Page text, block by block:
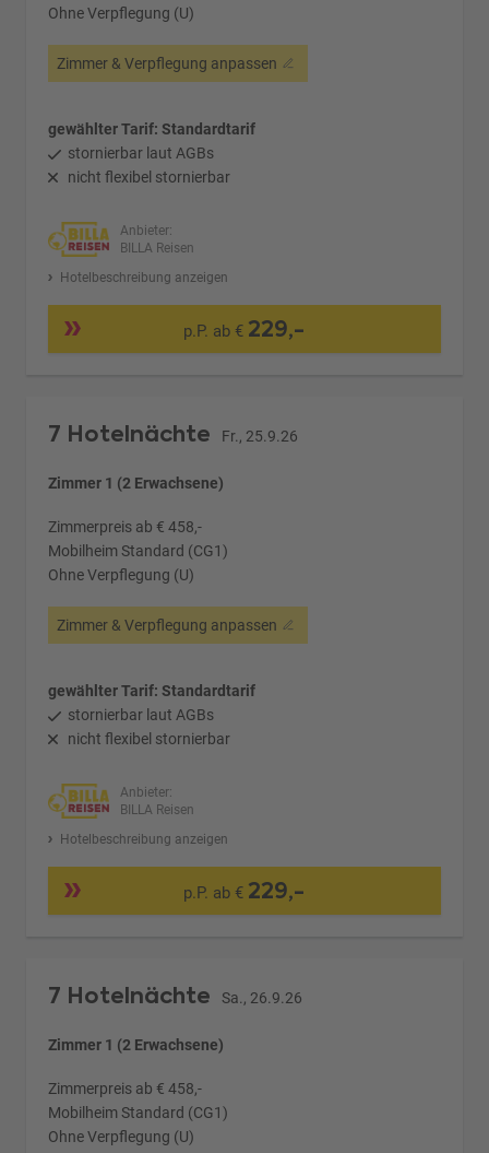
Ohne Verpflegung (U)
Zimmer & Verpflegung anpassen
gewählter Tarif: Standardtarif
stornierbar laut AGBs
nicht flexibel stornierbar
Anbieter:
BILLA Reisen
Hotelbeschreibung anzeigen
p.P. ab € 229,-
7 Hotelnächte Fr., 25.9.26
Zimmer 1 (2 Erwachsene)
Zimmerpreis ab € 458,-
Mobilheim Standard (CG1)
Ohne Verpflegung (U)
Zimmer & Verpflegung anpassen
gewählter Tarif: Standardtarif
stornierbar laut AGBs
nicht flexibel stornierbar
Anbieter:
BILLA Reisen
Hotelbeschreibung anzeigen
p.P. ab € 229,-
7 Hotelnächte Sa., 26.9.26
Zimmer 1 (2 Erwachsene)
Zimmerpreis ab € 458,-
Mobilheim Standard (CG1)
Ohne Verpflegung (U)